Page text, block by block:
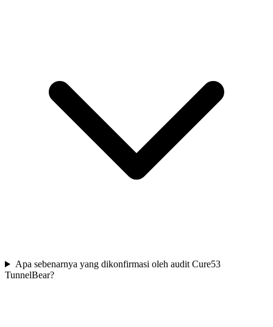
Apa sebenarnya yang dikonfirmasi oleh audit Cure53
TunnelBear?